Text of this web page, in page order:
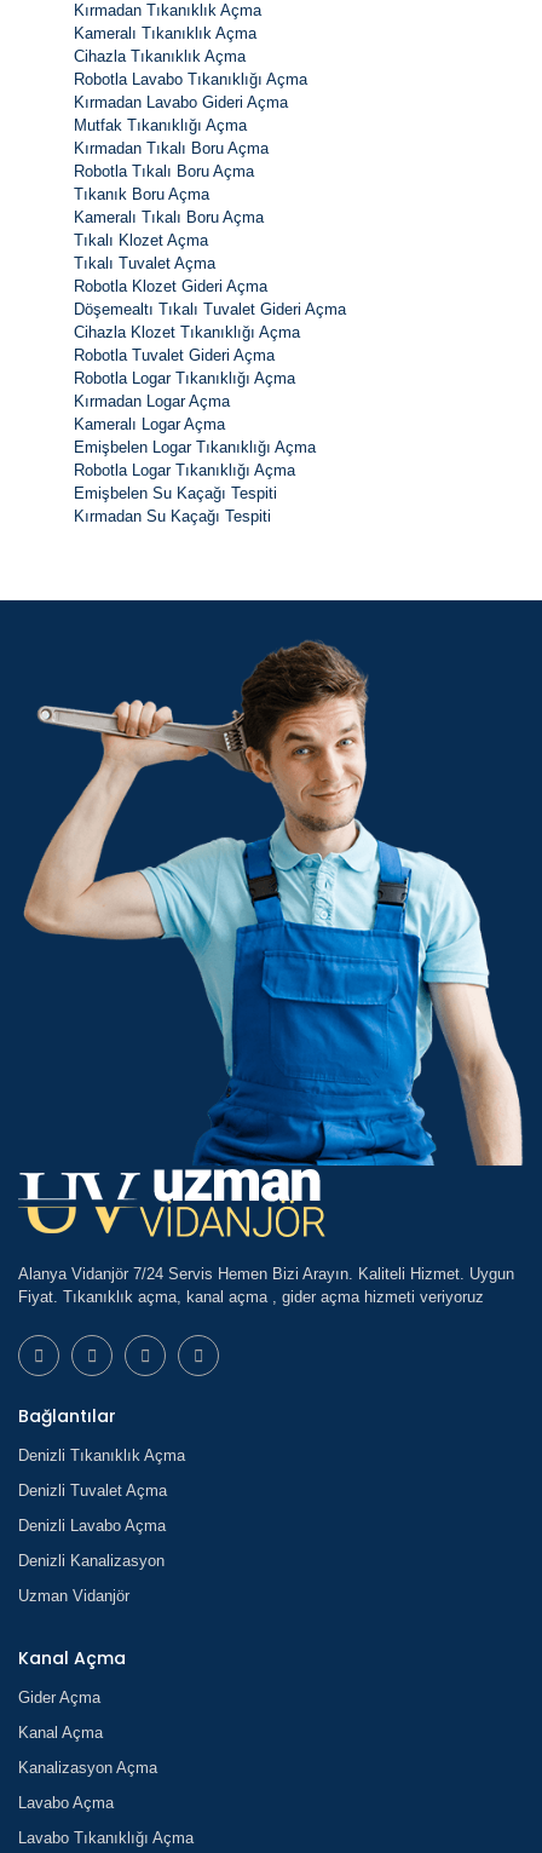
Kırmadan Tıkanıklık Açma
Kameralı Tıkanıklık Açma
Cihazla Tıkanıklık Açma
Robotla Lavabo Tıkanıklığı Açma
Kırmadan Lavabo Gideri Açma
Mutfak Tıkanıklığı Açma
Kırmadan Tıkalı Boru Açma
Robotla Tıkalı Boru Açma
Tıkanık Boru Açma
Kameralı Tıkalı Boru Açma
Tıkalı Klozet Açma
Tıkalı Tuvalet Açma
Robotla Klozet Gideri Açma
Döşemealtı Tıkalı Tuvalet Gideri Açma
Cihazla Klozet Tıkanıklığı Açma
Robotla Tuvalet Gideri Açma
Robotla Logar Tıkanıklığı Açma
Kırmadan Logar Açma
Kameralı Logar Açma
Emişbelen Logar Tıkanıklığı Açma
Robotla Logar Tıkanıklığı Açma
Emişbelen Su Kaçağı Tespiti
Kırmadan Su Kaçağı Tespiti
Alanya Vidanjör 7/24 Servis Hemen Bizi Arayın. Kaliteli Hizmet. Uygun
Fiyat. Tıkanıklık açma, kanal açma , gider açma hizmeti veriyoruz
Bağlantılar
Denizli Tıkanıklık Açma
Denizli Tuvalet Açma
Denizli Lavabo Açma
Denizli Kanalizasyon
Uzman Vidanjör
Kanal Açma
Gider Açma
Kanal Açma
Kanalizasyon Açma
Lavabo Açma
Lavabo Tıkanıklığı Açma